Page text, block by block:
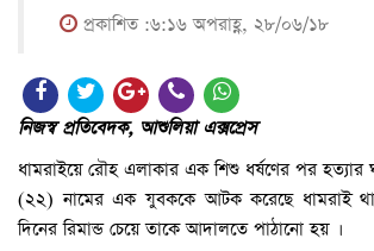
প্রকাশিত :৬:১৬ অপরাহ্ণ, ২৮/০৬/১৮
নিজস্ব প্রতিবেদক, আশুলিয়া এক্সপ্রেস
ধামরাইয়ে রৌহ এলাকার এক শিশু ধর্ষণের পর হত্যার
(২২) নামের এক যুবককে আটক করেছে ধামরাই
দিনের রিমান্ড চেয়ে তাকে আদালতে পাঠানো হয় ।